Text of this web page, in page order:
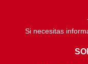
Si necesitas